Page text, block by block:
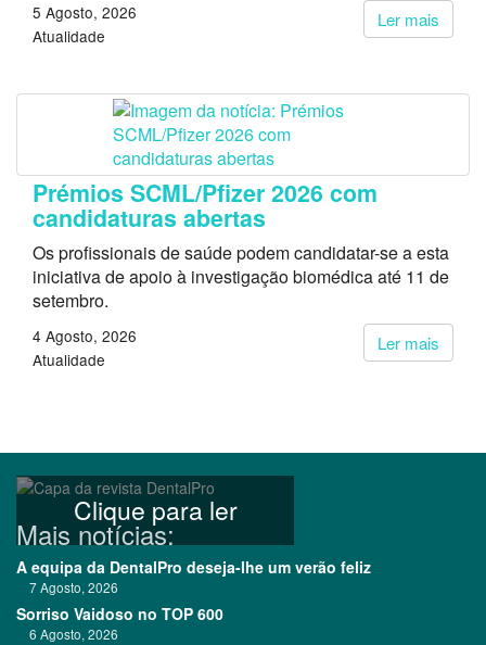
Ler mais
5 Agosto, 2026
Atualidade
Prémios SCML/Pfizer 2026 com
candidaturas abertas
Os profissionais de saúde podem candidatar-se a esta
iniciativa de apoio à investigação biomédica até 11 de
setembro.
Ler mais
4 Agosto, 2026
Atualidade
Clique para ler
Mais notícias:
A equipa da DentalPro deseja-lhe um verão feliz
7 Agosto, 2026
Sorriso Vaidoso no TOP 600
6 Agosto, 2026